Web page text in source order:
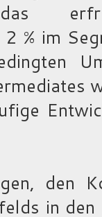
% im
den
in